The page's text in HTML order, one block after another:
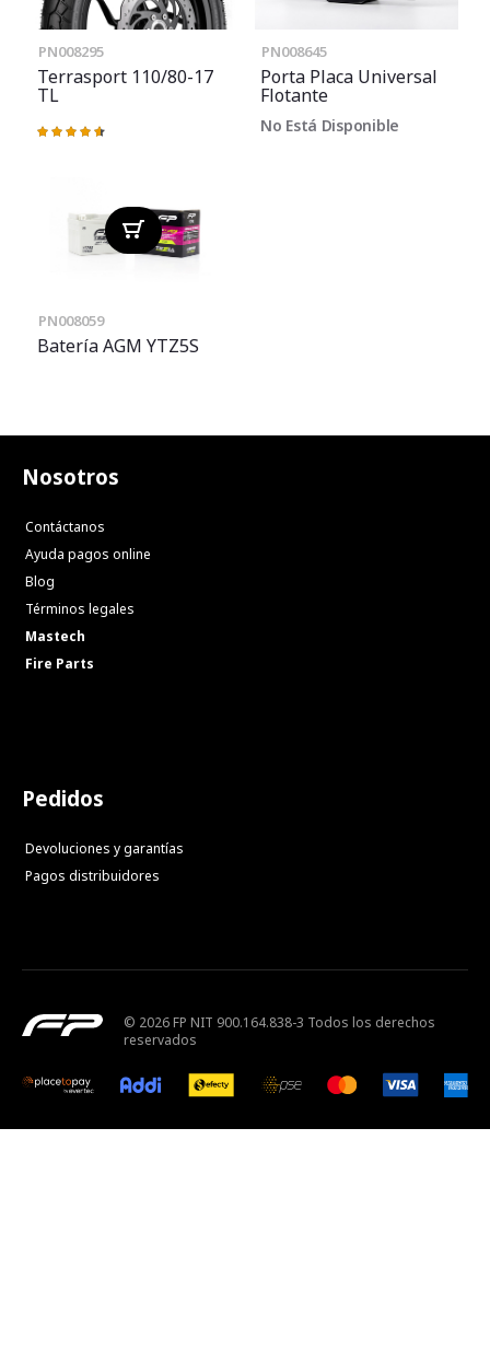
PN008295
Terrasport 110/80-17
TL
Valoración:
PN008645
Porta Placa Universal
Flotante
No Está Disponible
PN008059
Batería AGM YTZ5S
Nosotros
Contáctanos
Ayuda pagos online
Blog
Términos legales
Mastech
Fire Parts
Pedidos
Devoluciones y garantías
Pagos distribuidores
© 2026 FP NIT 900.164.838-3 Todos los derechos
reservados